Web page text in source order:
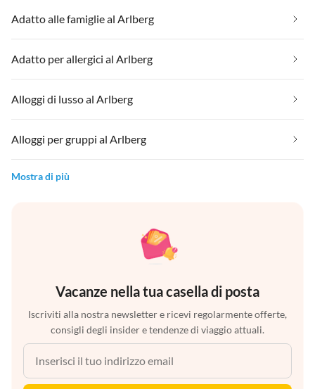
Adatto alle famiglie al Arlberg
Adatto per allergici al Arlberg
Alloggi di lusso al Arlberg
Alloggi per gruppi al Arlberg
Mostra di più
Vacanze nella tua casella di posta
Iscriviti alla nostra newsletter e ricevi regolarmente offerte,
consigli degli insider e tendenze di viaggio attuali.